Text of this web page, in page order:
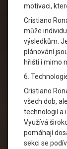
motivaci,
Cristiano
může
výsledkům.
plánování
hřišti i mimo
6.
Cristiano
všech dob,
technologií a
Využívá
pomáhají
sekci se